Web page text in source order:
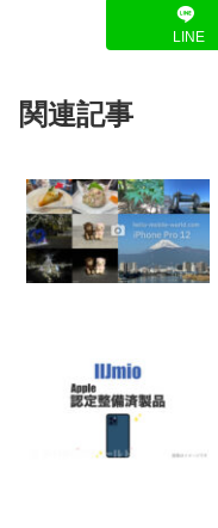
LINE
関連記事